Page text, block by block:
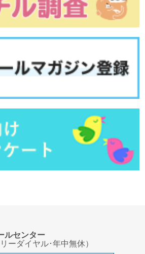
ルセンター
ーダイヤル･年中無休）